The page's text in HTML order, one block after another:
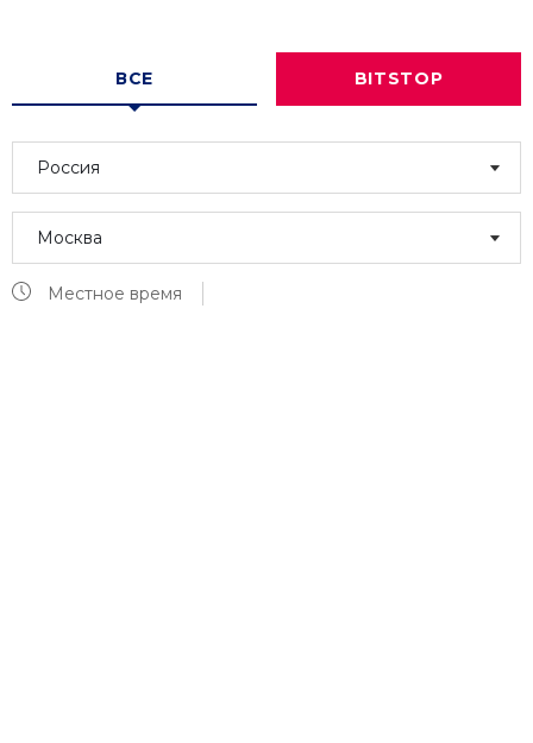
ВСЕ BITSTOP
Россия
Москва
Местное время